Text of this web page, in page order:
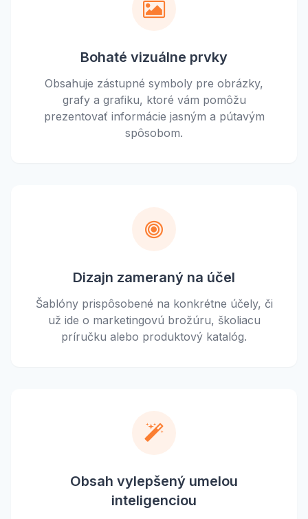
Bohaté vizuálne prvky
Obsahuje zástupné symboly pre obrázky,
grafy a grafiku, ktoré vám pomôžu
prezentovať informácie jasným a pútavým
spôsobom.
Dizajn zameraný na účel
Šablóny prispôsobené na konkrétne účely, či
už ide o marketingovú brožúru, školiacu
príručku alebo produktový katalóg.
Obsah vylepšený umelou
inteligenciou